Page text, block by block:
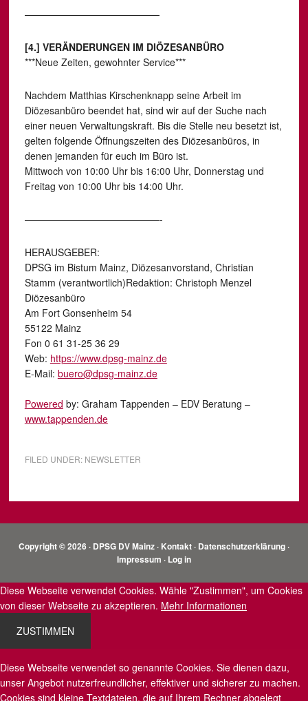
——————————————
[4.] VERÄNDERUNGEN IM DIÖZESANBÜRO
***Neue Zeiten, gewohnter Service***
Nachdem Matthias Kirschenknapp seine Arbeit im
Diözesanbüro beendet hat, sind wir auf der Suche nach
einer neuen Verwaltungskraft. Bis die Stelle neu besetzt ist,
gelten folgende Öffnungszeiten des Diözesanbüros, in
denen jemanden für euch im Büro ist.
Mittwoch von 10:00 Uhr bis 16:00 Uhr, Donnerstag und
Freitag von 10:00 Uhr bis 14:00 Uhr.
——————————————-
HERAUSGEBER:
DPSG im Bistum Mainz, Diözesanvorstand, Christian
Stamm (verantwortlich)Redaktion: Christoph Menzel
Diözesanbüro
Am Fort Gonsenheim 54
55122 Mainz
Fon 0 61 31-25 36 29
Web: https://www.dpsg-mainz.de
E-Mail: buero@dpsg-mainz.de
Powered by: Graham Tappenden – EDV Beratung –
www.tappenden.de
FILED UNDER: NEWSLETTER
Copyright © 2026 · DPSG DV Mainz · Kontakt · Datenschutzerklärung ·
Impressum · Log in
Diese Webseite verwendet Cookies. Wähle "Zustimmen", um Cookies
von dieser Webseite zu akzeptieren. Mehr Informationen
ZUSTIMMEN
Diese Webseite verwendet so genannte Cookies. Sie dienen dazu,
unser Angebot nutzerfreundlicher, effektiver und sicherer zu machen.
Cookies sind kleine Textdateien, die auf Ihrem Rechner abgelegt